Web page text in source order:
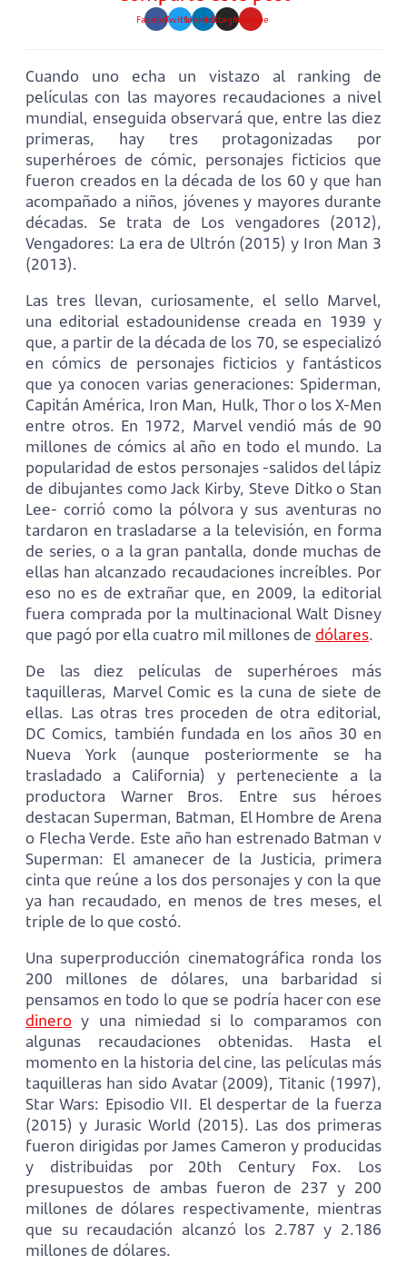
FacebookTwitterLinkedinInstagramYoutube
Cuando uno echa un vistazo al ranking de
películas con las mayores recaudaciones a nivel
mundial, enseguida observará que, entre las diez
primeras, hay tres protagonizadas por
superhéroes de cómic, personajes ficticios que
fueron creados en la década de los 60 y que han
acompañado a niños, jóvenes y mayores durante
décadas. Se trata de Los vengadores (2012),
Vengadores: La era de Ultrón (2015) y Iron Man 3
(2013).
Las tres llevan, curiosamente, el sello Marvel,
una editorial estadounidense creada en 1939 y
que, a partir de la década de los 70, se especializó
en cómics de personajes ficticios y fantásticos
que ya conocen varias generaciones: Spiderman,
Capitán América, Iron Man, Hulk, Thor o los X-Men
entre otros. En 1972, Marvel vendió más de 90
millones de cómics al año en todo el mundo. La
popularidad de estos personajes -salidos del lápiz
de dibujantes como Jack Kirby, Steve Ditko o Stan
Lee- corrió como la pólvora y sus aventuras no
tardaron en trasladarse a la televisión, en forma
de series, o a la gran pantalla, donde muchas de
ellas han alcanzado recaudaciones increíbles. Por
eso no es de extrañar que, en 2009, la editorial
fuera comprada por la multinacional Walt Disney
que pagó por ella cuatro mil millones de dólares.
De las diez películas de superhéroes más
taquilleras, Marvel Comic es la cuna de siete de
ellas. Las otras tres proceden de otra editorial,
DC Comics, también fundada en los años 30 en
Nueva York (aunque posteriormente se ha
trasladado a California) y perteneciente a la
productora Warner Bros. Entre sus héroes
destacan Superman, Batman, El Hombre de Arena
o Flecha Verde. Este año han estrenado Batman v
Superman: El amanecer de la Justicia, primera
cinta que reúne a los dos personajes y con la que
ya han recaudado, en menos de tres meses, el
triple de lo que costó.
Una superproducción cinematográfica ronda los
200 millones de dólares, una barbaridad si
pensamos en todo lo que se podría hacer con ese
dinero y una nimiedad si lo comparamos con
algunas recaudaciones obtenidas. Hasta el
momento en la historia del cine, las películas más
taquilleras han sido Avatar (2009), Titanic (1997),
Star Wars: Episodio VII. El despertar de la fuerza
(2015) y Jurasic World (2015). Las dos primeras
fueron dirigidas por James Cameron y producidas
y distribuidas por 20th Century Fox. Los
presupuestos de ambas fueron de 237 y 200
millones de dólares respectivamente, mientras
que su recaudación alcanzó los 2.787 y 2.186
millones de dólares.